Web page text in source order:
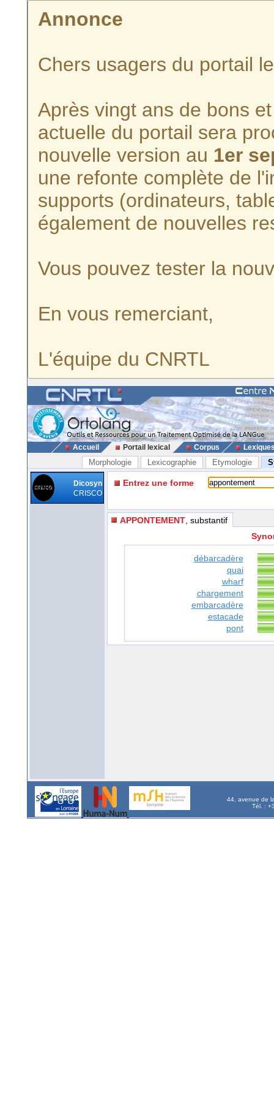
Annonce
Chers usagers du portail
Après vingt ans de bons
actuelle du portail sera
nouvelle version au 1er
une refonte complète de
supports (ordinateurs,
également de nouvelles
Vous pouvez tester la
En vous remerciant,
L'équipe du CNRTL
Accueil Portail lexical Corpus
Morphologie Lexicographie Etymologie
Dicosyn
CRISCO
Entrez une forme
APPONTEMENT , substantif
débarcadère
quai
wharf
chargement
embarcadère
estacade
pont
44, avenue de
Tél. :